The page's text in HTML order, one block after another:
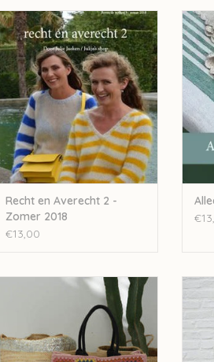
Julija Recht en Averecht 2 - Zomer
2018
TOEVOEGEN AAN WINKELWAGEN
Recht en Averecht 2 -
Zomer 2018
€13,00
Julija Boven de wolken 21
TOEVOEGEN AAN WINKELWAGEN